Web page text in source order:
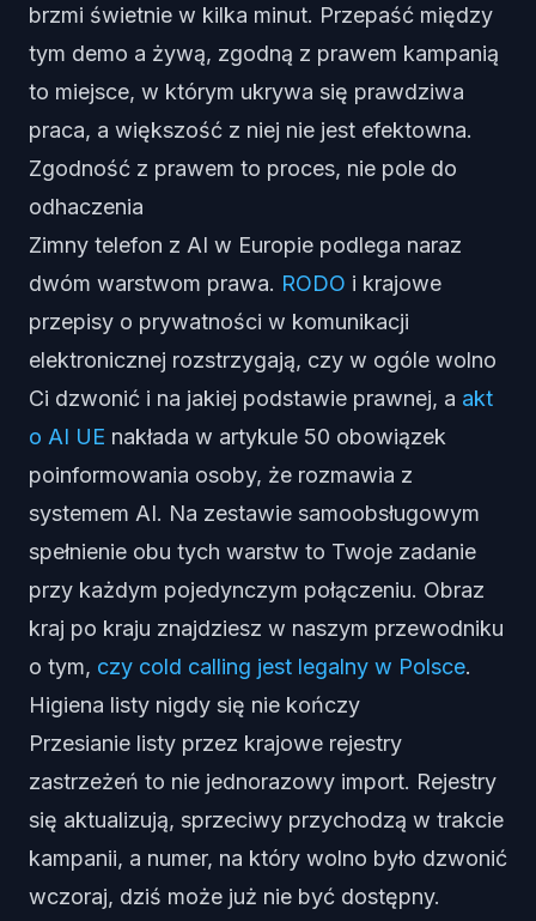
brzmi świetnie w kilka minut. Przepaść między
tym demo a żywą, zgodną z prawem kampanią
to miejsce, w którym ukrywa się prawdziwa
praca, a większość z niej nie jest efektowna.
Zgodność z prawem to proces, nie pole do
odhaczenia
Zimny telefon z AI w Europie podlega naraz
dwóm warstwom prawa. RODO i krajowe
przepisy o prywatności w komunikacji
elektronicznej rozstrzygają, czy w ogóle wolno
Ci dzwonić i na jakiej podstawie prawnej, a akt
o AI UE nakłada w artykule 50 obowiązek
poinformowania osoby, że rozmawia z
systemem AI. Na zestawie samoobsługowym
spełnienie obu tych warstw to Twoje zadanie
przy każdym pojedynczym połączeniu. Obraz
kraj po kraju znajdziesz w naszym przewodniku
o tym, czy cold calling jest legalny w Polsce.
Higiena listy nigdy się nie kończy
Przesianie listy przez krajowe rejestry
zastrzeżeń to nie jednorazowy import. Rejestry
się aktualizują, sprzeciwy przychodzą w trakcie
kampanii, a numer, na który wolno było dzwonić
wczoraj, dziś może już nie być dostępny.